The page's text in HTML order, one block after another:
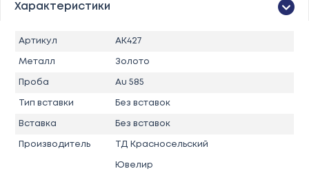
Характеристики
Артикул АК427
Металл Золото
Проба Au 585
Тип вставки Без вставок
Вставка Без вставок
Производитель ТД Красносельский
Ювелир